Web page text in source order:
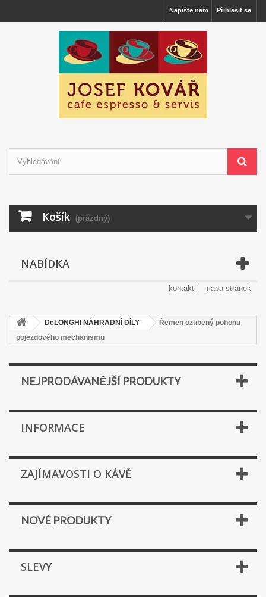
Přihlásit se
Napište nám
Košík (prázdný)
NABÍDKA
kontakt mapa stránek
DeLONGHI NÁHRADNÍ DÍLY
Řemen ozubený pohonu
pojezdového mechanismu
NEJPRODÁVANĚJŠÍ PRODUKTY
INFORMACE
ZAJÍMAVOSTI O KÁVĚ
NOVÉ PRODUKTY
SLEVY